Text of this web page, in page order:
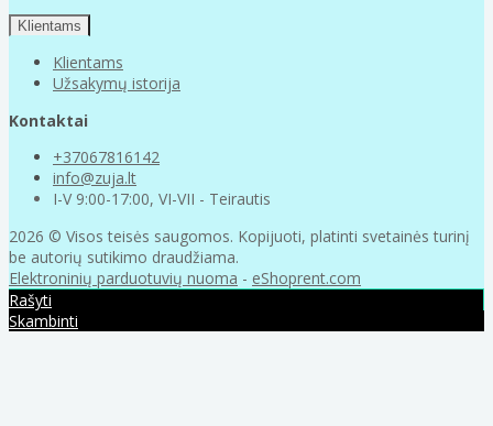
Klientams
Klientams
Užsakymų istorija
Kontaktai
+37067816142
info@zuja.lt
I-V 9:00-17:00, VI-VII - Teirautis
2026 © Visos teisės saugomos. Kopijuoti, platinti svetainės turinį
be autorių sutikimo draudžiama.
Elektroninių parduotuvių nuoma - eShoprent.com
Rašyti
Skambinti